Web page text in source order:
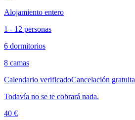
Alojamiento entero
1 - 12 personas
6 dormitorios
8 camas
Calendario verificadoCancelación gratuita
Todavía no se te cobrará nada.
40 €